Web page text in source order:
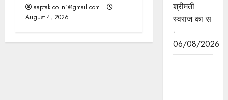
aaptak.co.in1@gmail.com
August 4, 2026
श्रीमती
स्वराज का स
-
06/08/2026